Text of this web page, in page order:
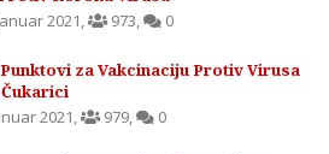
2021, 973, 0
za Vakcinaciju Protiv Virusa
Čukarici
2021, 979, 0